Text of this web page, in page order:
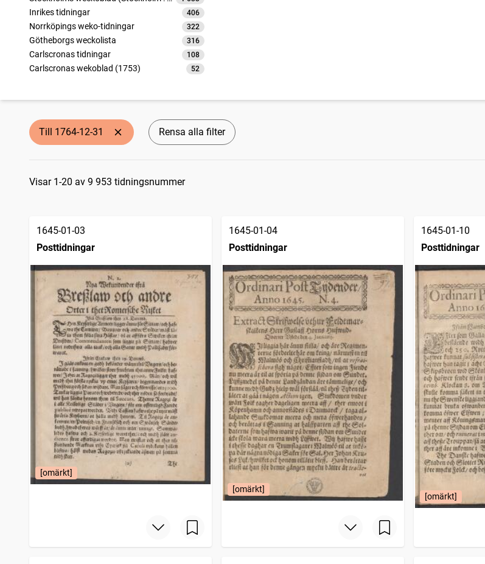
träffar
Inrikes tidningar
406
träffar
Norrköpings weko-tidningar
322
träffar
Götheborgs weckolista
316
träffar
Carlscronas tidningar
108
träffar
Carlscronas wekoblad (1753)
52
träffar
träffar
Till 1764-12-31 Rensa alla filter
Sökresultat
Visar 1-20 av 9 953 tidningsnummer
1645-01-03
Posttidningar
[omärkt]
1645-01-04
Posttidningar
[omärkt]
1645-01-10
Posttidningar
[omärkt]